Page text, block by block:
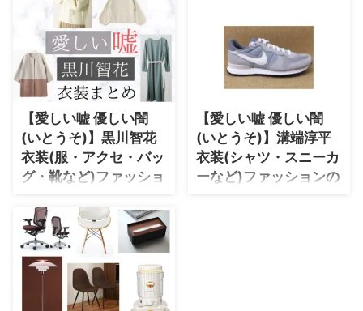
【よく検索されてる男性芸能人】
・ 目黒蓮
・
京本大我
松村北斗
・赤楚衛二
・木村拓哉（キムタク）
・
・玉森裕太
・岡田将生
永瀬廉
平野紫耀
先紹介♪
【愛しい嘘～優しい闇～(いとう
そ)】松村沙友理(まつむら さゆ
り)・岡崎りえ(おかざき りえ)役
ドラマ衣装速報♪ ＼愛しい嘘 優
しい闇(いとうそ)・インテリア／
まとめているドラマ数は
No.1！！ ぜひブックマークして
チェックして下さいね♪ いとうそ
人物紹介 岡崎りえ／#松村沙友理
さん 望緒と共に働く漫画家アシ
スタント。 先輩の望緒のアイデ
アを盗み漫画家デビュー。 その
後連載も決まり、将来は順風満帆
に見えたが…!?#愛しい嘘 #いと
うそ #1月14日スタート #毎週金
曜よる1 ...
【愛しい嘘～優しい闇～(いとう
そ)】本仮屋ユイカ(もとかりや ユ
イカ)・本田玲子(ほんだ れいこ)
役ドラマ衣装速報♪ ＼愛しい
ア／ まとめているドラマ数は
No.1！！ ぜひブックマークして
チェックして下さいね♪ ＼本仮
屋ユイカ(年齢・身長)など参考に
♪／ 生年月日 1987年9月8日(歳)
身長 165 cm 兄弟姉妹 本仮屋リ
【愛しい嘘 優しい闇
(いとうそ)】黒川智花
衣装(服・アクセ・バッ
グ・靴など)ファッショ
ンのブランド名や購入
先・通販先紹介♪
【愛しい嘘～優しい闇～(いとう
そ)】黒川智花(くろかわ とも
か)・野瀬優美(のせ ゆうみ)役ド
ラマ衣装速報♪ ＼愛しい嘘 優し
い闇(いとうそ)・インテリア／
【愛しい嘘 優しい闇
(いとうそ)】溝端淳平
衣装(シャツ・スニーカ
ーなど)ファッションの
ブランド名や購入先・